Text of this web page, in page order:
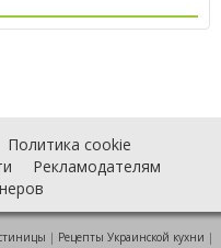
Политика cookie
Рекламодателям
| Рецепты Украинской кухни |